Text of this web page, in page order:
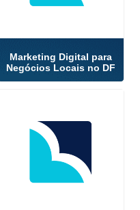
Marketing Digital para
Negócios Locais no DF